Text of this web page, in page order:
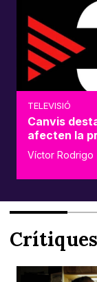
TELEVISIÓ
Canvis
afecten la
Víctor Rodrigo